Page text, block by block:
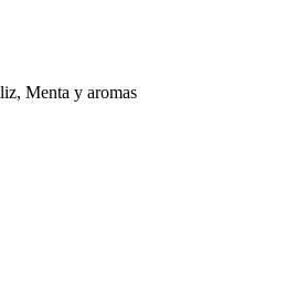
Menta y aromas